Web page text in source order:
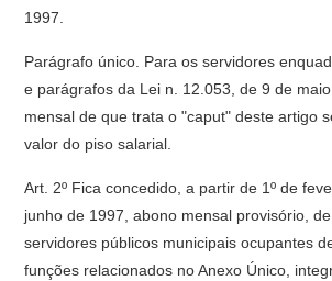
1997.
Parágrafo único. Para os servidores
e parágrafos da Lei n. 12.053, de 9 de
mensal de que trata o "caput" deste artigo
valor do piso salarial.
Art. 2º Fica concedido, a partir de 1º de
junho de 1997, abono mensal provisório,
servidores públicos municipais ocupantes
funções relacionados no Anexo Único,